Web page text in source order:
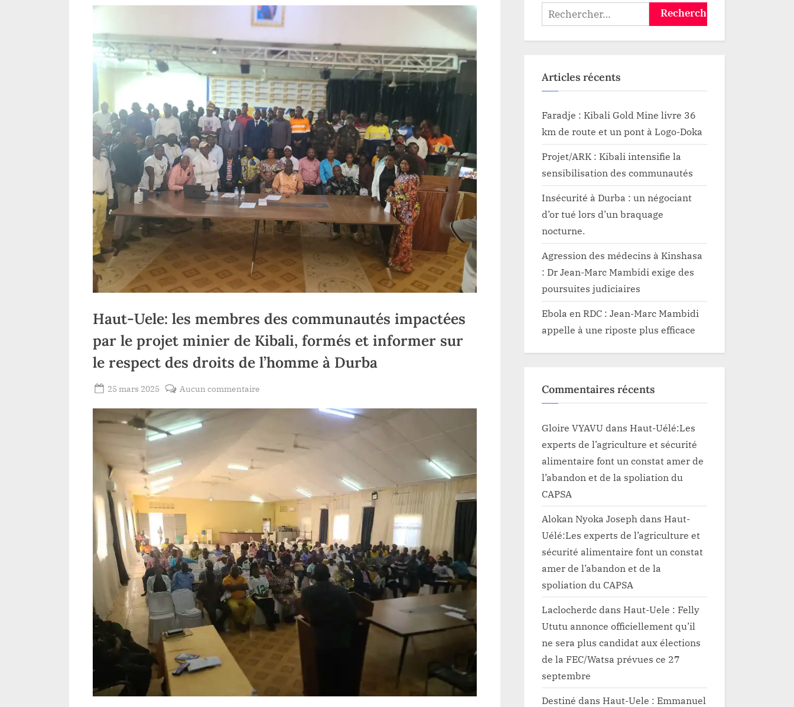
informatique moderne et un
atelier de coupe et couture
Haut-Uele: les membres des communautés impactées
par le projet minier de Kibali, formés et informer sur
le respect des droits de l’homme à Durba
Posted
25 mars 2025
Lacloche
Aucun commentaire
membres
impactées
par
le
projet
minier
de
Kibali,
formés
et
informer
respect
droits
Rechercher :
Articles récents
Faradje : Kibali Gold Mine livre 36
km de route et un pont à Logo-Doka
Projet/ARK : Kibali intensifie la
sensibilisation des communautés
Insécurité à Durba : un négociant
d’or tué lors d’un braquage
nocturne.
Agression des médecins à Kinshasa
: Dr Jean-Marc Mambidi exige des
poursuites judiciaires
Ebola en RDC : Jean-Marc Mambidi
appelle à une riposte plus efficace
Commentaires récents
Gloire VYAVU dans Haut-Uélé:Les
experts de l’agriculture et sécurité
alimentaire font un constat amer de
l’abandon et de la spoliation du
CAPSA
Alokan Nyoka Joseph dans Haut-
Uélé:Les experts de l’agriculture et
sécurité alimentaire font un constat
amer de l’abandon et de la
spoliation du CAPSA
Laclocherdcdans Haut-Uele : Felly
Ututu annonce officiellement qu’il
ne sera plus candidat aux élections
de la FEC/Watsa prévues ce 27
septembre
Destiné dans Haut-Uele : Emmanuel